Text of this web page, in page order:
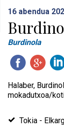
16 abendua
Burdinola
Halaber,
mokadutxoa/
Tokia -